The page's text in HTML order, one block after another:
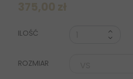
ILOŚĆ
ROZMIAR